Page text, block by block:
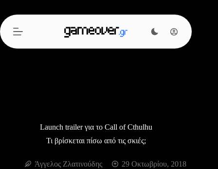
περιεχόμενο
Launch trailer για το Call of Cthulhu
Τι βρίσκεται πίσω από τις σκιές;
Άγγελος Ζλατινούδης 29 Οκτωβρίου, 2018